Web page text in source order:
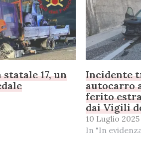
17, un
Incidente
autocarro
ferito
dai Vigili
10 Luglio 2025
In "In